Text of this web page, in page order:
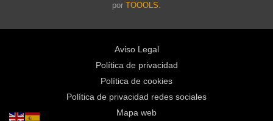
por TOOOLS.
Aviso Legal
Política de privacidad
Política de cookies
Política de privacidad redes sociales
Mapa web